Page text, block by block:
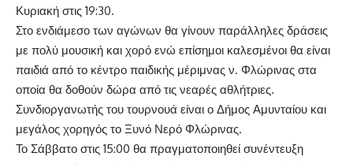
Κυριακή στις 19:30.
Στο ενδιάμεσο των αγώνων θα γίνουν παράλληλες δράσεις
με πολύ μουσική και χορό ενώ επίσημοι καλεσμένοι θα είναι
παιδιά από το κέντρο παιδικής μέριμνας ν. Φλώρινας στα
οποία θα δοθούν δώρα από τις νεαρές αθλήτριες.
Συνδιοργανωτής του τουρνουά είναι ο Δήμος Αμυνταίου και
μεγάλος χορηγός το Ξυνό Νερό Φλώρινας.
Το Σάββατο στις 15:00 θα πραγματοποιηθεί συνέντευξη